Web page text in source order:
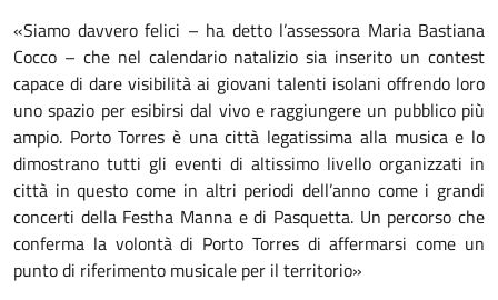
«Siamo davvero felici – ha detto l’assessora Maria Bastiana
Cocco – che nel calendario natalizio sia inserito un contest
capace di dare visibilità ai giovani talenti isolani offrendo loro
uno spazio per esibirsi dal vivo e raggiungere un pubblico più
ampio. Porto Torres è una città legatissima alla musica e lo
dimostrano tutti gli eventi di altissimo livello organizzati in
città in questo come in altri periodi dell’anno come i grandi
concerti della Festha Manna e di Pasquetta. Un percorso che
conferma la volontà di Porto Torres di affermarsi come un
punto di riferimento musicale per il territorio»